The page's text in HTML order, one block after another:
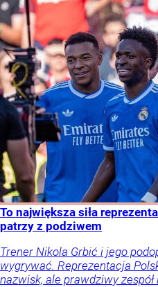
To największa siła
patrzy z podziwem
Trener Nikola Grbić i jego
wygrywać. Reprezentacja
nazwisk, ale prawdziwy